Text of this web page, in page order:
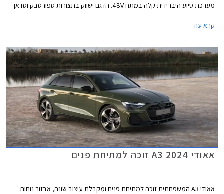
מערכת סיוע היברידית קלה במתח 48V. הדגם ישווק בתצורות ספורטבק וסדאן
פנאי שטח, לא מגיעה לישראל בשלב זה.
קרא עוד
אאודי A3 2024 זוכה למתיחת פנים
אאודי A3 המשפחתית זוכה למתיחת פנים ומקבלת עיצוב שונה, אבזור נוחות